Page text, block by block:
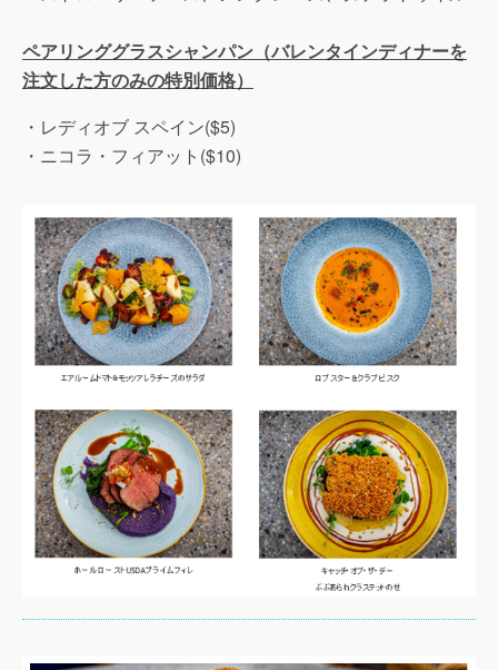
ペアリンググラスシャンパン（バレンタインディナーを
注文した方のみの特別価格）
・レディオブ スペイン($5)
・ニコラ・フィアット($10)